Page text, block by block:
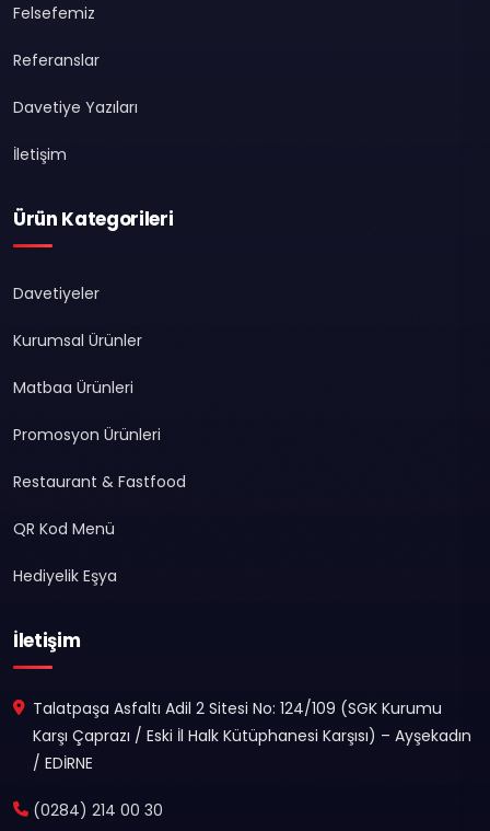
Felsefemiz
Referanslar
Davetiye Yazıları
İletişim
Ürün Kategorileri
Davetiyeler
Kurumsal Ürünler
Matbaa Ürünleri
Promosyon Ürünleri
Restaurant & Fastfood
QR Kod Menü
Hediyelik Eşya
İletişim
Talatpaşa Asfaltı Adil 2 Sitesi No: 124/109 (SGK Kurumu
Karşı Çaprazı / Eski İl Halk Kütüphanesi Karşısı) – Ayşekadın
/ EDİRNE
(0284) 214 00 30